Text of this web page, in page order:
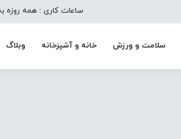
ساعات کاری : همه روزه به جز تعطیلات
سلامت و ورزش خانه و آشپزخانه وبلاگ